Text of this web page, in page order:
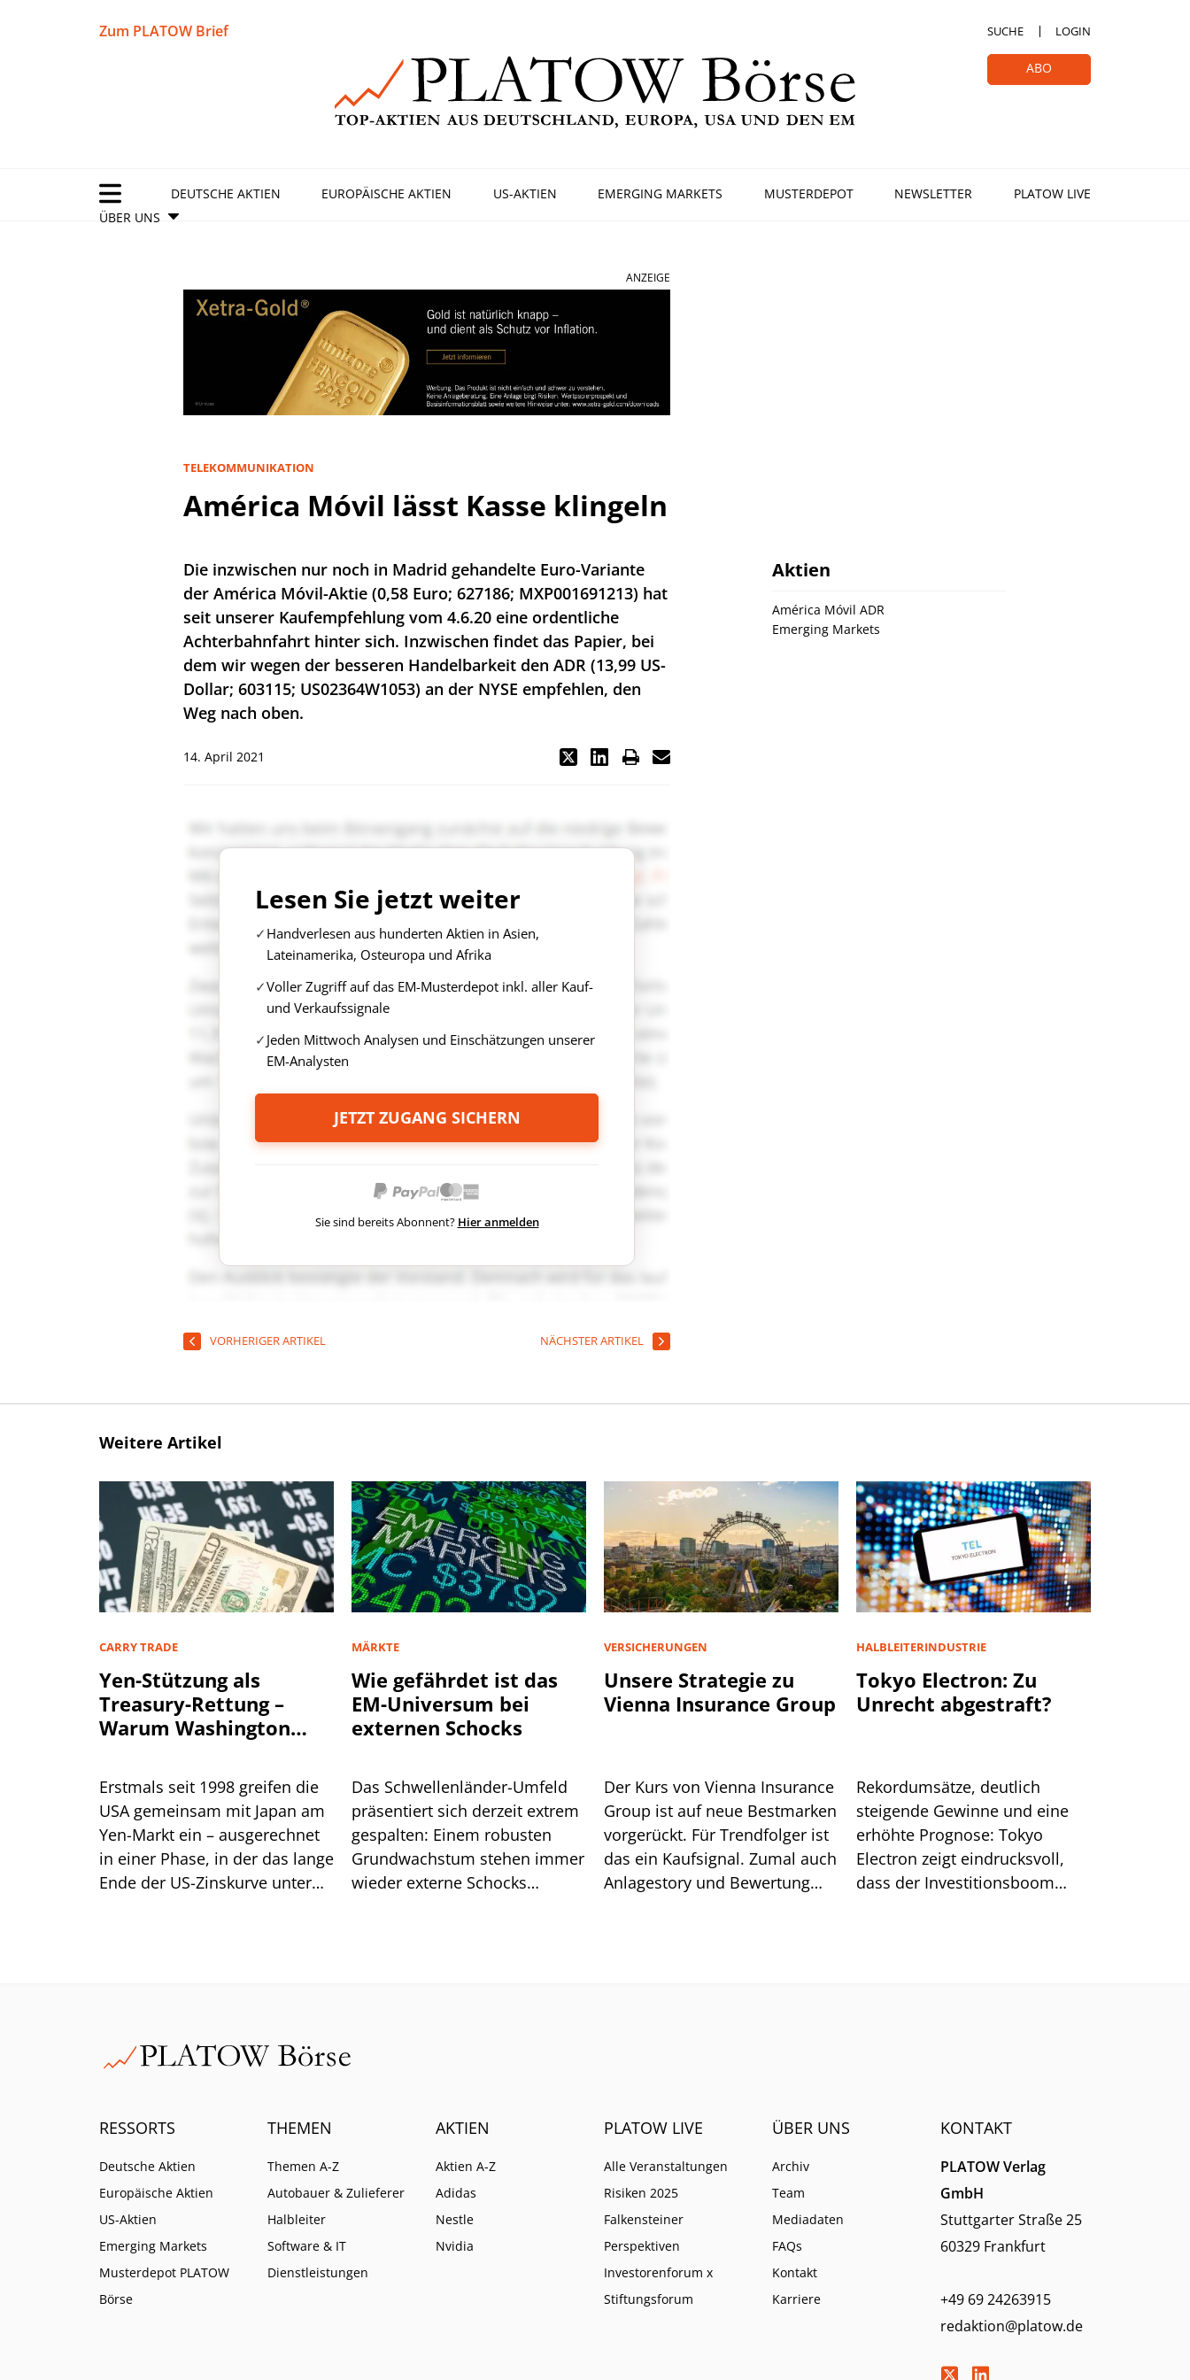
Zum PLATOW Brief SUCHE LOGIN
ABO
DEUTSCHE AKTIEN EUROPÄISCHE AKTIEN US-AKTIEN EMERGING MARKETS MUSTERDEPOT NEWSLETTER
PLATOW LIVE
ÜBER UNS
ANZEIGE
TELEKOMMUNIKATION
América Móvil lässt Kasse klingeln
Die inzwischen nur noch in Madrid gehandelte Euro-Variante
der América Móvil-Aktie (0,58 Euro; 627186; MXP001691213) hat
seit unserer Kaufempfehlung vom 4.6.20 eine ordentliche
Achterbahnfahrt hinter sich. Inzwischen findet das Papier, bei
dem wir wegen der besseren Handelbarkeit den ADR (13,99 US-
Dollar; 603115; US02364W1053) an der NYSE empfehlen, den
Weg nach oben.
14. April 2021
Lesen Sie jetzt weiter
Handverlesen aus hunderten Aktien in Asien,
Lateinamerika, Osteuropa und Afrika
Voller Zugriff auf das EM-Musterdepot inkl. aller Kauf-
und Verkaufssignale
Jeden Mittwoch Analysen und Einschätzungen unserer
EM-Analysten
JETZT ZUGANG SICHERN
Sie sind bereits Abonnent? Hier anmelden
VORHERIGER ARTIKEL NÄCHSTER ARTIKEL
Aktien
América Móvil ADR
Emerging Markets
Weitere Artikel
CARRY TRADE
Yen-Stützung als
Treasury-Rettung –
Warum Washington
will
Erstmals seit 1998 greifen die
USA gemeinsam mit Japan am
Yen-Markt ein – ausgerechnet
in einer Phase, in der das lange
Ende der US-Zinskurve unter
MÄRKTE
Wie gefährdet ist das
EM-Universum bei
externen Schocks
Das Schwellenländer-Umfeld
präsentiert sich derzeit extrem
gespalten: Einem robusten
Grundwachstum stehen immer
wieder externe Schocks
VERSICHERUNGEN
Unsere Strategie zu
Vienna Insurance Group
Der Kurs von Vienna Insurance
Group ist auf neue Bestmarken
vorgerückt. Für Trendfolger ist
das ein Kaufsignal. Zumal auch
Anlagestory und Bewertung
HALBLEITERINDUSTRIE
Tokyo Electron: Zu
Unrecht abgestraft?
Rekordumsätze, deutlich
steigende Gewinne und eine
erhöhte Prognose: Tokyo
Electron zeigt eindrucksvoll,
dass der Investitionsboom
RESSORTS
Deutsche Aktien
Europäische Aktien
US-Aktien
Emerging Markets
Musterdepot PLATOW
Börse
THEMEN
Themen A-Z
Autobauer & Zulieferer
Halbleiter
Software & IT
Dienstleistungen
AKTIEN
Aktien A-Z
Adidas
Nestle
Nvidia
PLATOW LIVE
Alle Veranstaltungen
Risiken 2025
Falkensteiner
Perspektiven
Investorenforum x
Stiftungsforum
ÜBER UNS
Archiv
Team
Mediadaten
FAQs
Kontakt
Karriere
KONTAKT
PLATOW Verlag
GmbH
Stuttgarter Straße 25
60329 Frankfurt
+49 69 24263915
redaktion@platow.de